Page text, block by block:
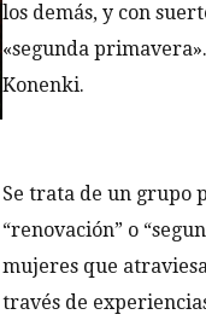
los demás, y con
«segunda
Konenki.
Se trata de un grupo
“renovación” o
mujeres que
través de